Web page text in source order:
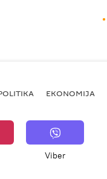
EKONOMIJA
Viber